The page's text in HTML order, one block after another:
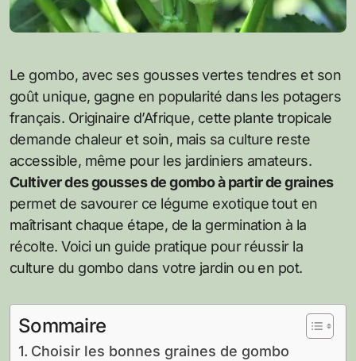
Le gombo, avec ses gousses vertes tendres et son
goût unique, gagne en popularité dans les potagers
français. Originaire d’Afrique, cette plante tropicale
demande chaleur et soin, mais sa culture reste
accessible, même pour les jardiniers amateurs.
Cultiver des gousses de gombo à partir de graines
permet de savourer ce légume exotique tout en
maîtrisant chaque étape, de la germination à la
récolte. Voici un guide pratique pour réussir la
culture du gombo dans votre jardin ou en pot.
Sommaire
Choisir les bonnes graines de gombo